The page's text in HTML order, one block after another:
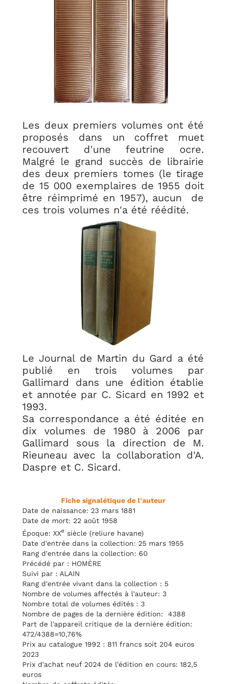
Les deux premiers volumes ont été
proposés dans un coffret muet
recouvert d'une feutrine ocre.
Malgré le grand succès de librairie
des deux premiers tomes (le tirage
de 15 000 exemplaires de 1955 doit
être réimprimé en 1957), aucun de
ces trois volumes n'a été réédité.
Le Journal de Martin du Gard a été
publié en trois volumes par
Gallimard dans une édition établie
et annotée par C. Sicard en 1992 et
1993.
Sa correspondance a été éditée en
dix volumes de 1980 à 2006 par
Gallimard sous la direction de M.
Rieuneau avec la collaboration d'A.
Daspre et C. Sicard.
Fiche signalétique de l'auteur
Date de naissance: 23 mars 1881
Date de mort: 22 août 1958
Époque: XXe siècle (reliure havane)
Date d'entrée dans la collection: 25 mars 1955
Rang d'entrée dans la collection: 60
Précédé par : HOMÈRE
Suivi par : ALAIN
Rang d'entrée vivant dans la collection : 5
Nombre de volumes affectés à l'auteur: 3
Nombre total de volumes édités : 3
Nombre de pages de la dernière édition: 4388
Part de l'appareil critique de la dernière édition:
472/4388=10,76%
Prix au catalogue 1992 : 811 francs soit 204 euros
2023
Prix d'achat neuf 2024 de l'édition en cours: 182,5
euros